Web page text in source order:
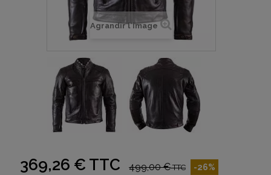
Agrandir l'image
369,26 € TTC 499,00 €TTC -26%